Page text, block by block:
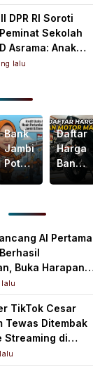
DPR RI Soroti
Sekolah
Asrama: Anak
Dekat Orang
lalu
Bank
Jambi
Potensial
Garap
Mesin
Baru
Pertumbuhan
Ekonomi
Daerah
Daftar
Harga
Ban
Motor
Rp150
AI Pertama
Buka Harapan
Baru Sekaligus
lalu
TikTok Cesar
Tewas Ditembak
Streaming di
Selidiki